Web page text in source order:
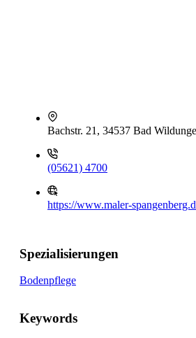
Bachstr. 21, 34537 Bad
(05621) 4700
https://www.maler-
Spezialisierungen
Bodenpflege
Keywords